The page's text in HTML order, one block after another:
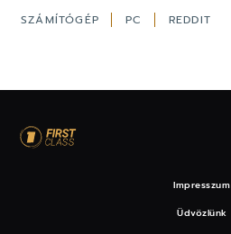
SZÁMÍTÓGÉP
PC REDDIT
Impresszum
Üdvözlünk